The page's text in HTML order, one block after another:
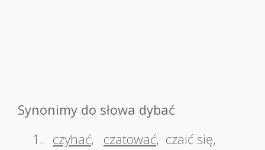
Synonimy do słowa dybać
1.
czyhać, czatować, czaić się,